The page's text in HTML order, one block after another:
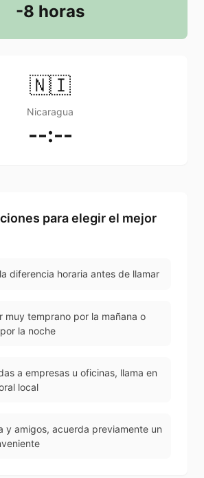
-8 horas
🇳🇮
Nicaragua
--:--
para elegir el mejor
diferencia horaria antes de llamar
muy temprano por la mañana o
la noche
a empresas u oficinas, llama en
local
y amigos, acuerda previamente un